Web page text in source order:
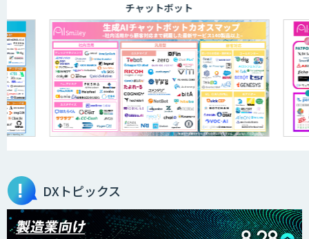
チャットボット
DXトピックス